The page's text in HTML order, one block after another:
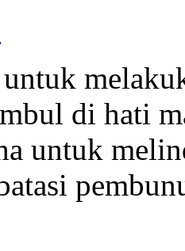
di hati
untuk